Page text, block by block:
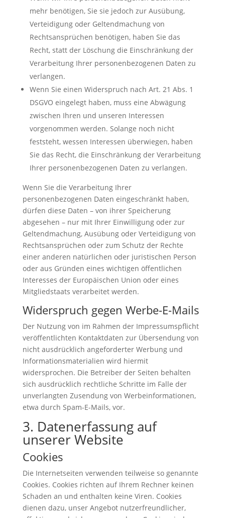
mehr benötigen, Sie sie jedoch zur Ausübung,
Verteidigung oder Geltendmachung von
Rechtsansprüchen benötigen, haben Sie das
Recht, statt der Löschung die Einschränkung der
Verarbeitung Ihrer personenbezogenen Daten zu
verlangen.
Wenn Sie einen Widerspruch nach Art. 21 Abs. 1
DSGVO eingelegt haben, muss eine Abwägung
zwischen Ihren und unseren Interessen
vorgenommen werden. Solange noch nicht
feststeht, wessen Interessen überwiegen, haben
Sie das Recht, die Einschränkung der Verarbeitung
Ihrer personenbezogenen Daten zu verlangen.
Wenn Sie die Verarbeitung Ihrer
personenbezogenen Daten eingeschränkt haben,
dürfen diese Daten – von ihrer Speicherung
abgesehen – nur mit Ihrer Einwilligung oder zur
Geltendmachung, Ausübung oder Verteidigung von
Rechtsansprüchen oder zum Schutz der Rechte
einer anderen natürlichen oder juristischen Person
oder aus Gründen eines wichtigen öffentlichen
Interesses der Europäischen Union oder eines
Mitgliedstaats verarbeitet werden.
Widerspruch gegen Werbe-E-Mails
Der Nutzung von im Rahmen der Impressumspflicht
veröffentlichten Kontaktdaten zur Übersendung von
nicht ausdrücklich angeforderter Werbung und
Informationsmaterialien wird hiermit
widersprochen. Die Betreiber der Seiten behalten
sich ausdrücklich rechtliche Schritte im Falle der
unverlangten Zusendung von Werbeinformationen,
etwa durch Spam-E-Mails, vor.
3. Datenerfassung auf
unserer Website
Cookies
Die Internetseiten verwenden teilweise so genannte
Cookies. Cookies richten auf Ihrem Rechner keinen
Schaden an und enthalten keine Viren. Cookies
dienen dazu, unser Angebot nutzerfreundlicher,